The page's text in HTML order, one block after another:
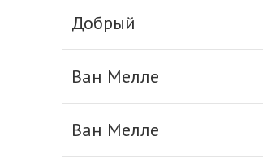
Добрый
Ван Мелле
Ван Мелле